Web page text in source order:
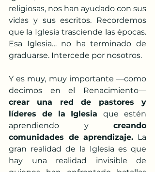
religiosas, nos han ayudado con sus
vidas y sus escritos. Recordemos
que la Iglesia trasciende las épocas.
Esa Iglesia… no ha terminado de
graduarse. Intercede por nosotros.
Y es muy, muy importante —como
crear una red de pastores y
líderes de la Iglesia que estén
aprendiendo y creando
comunidades de aprendizaje. La
gran realidad de la Iglesia es que
hay una realidad invisible de